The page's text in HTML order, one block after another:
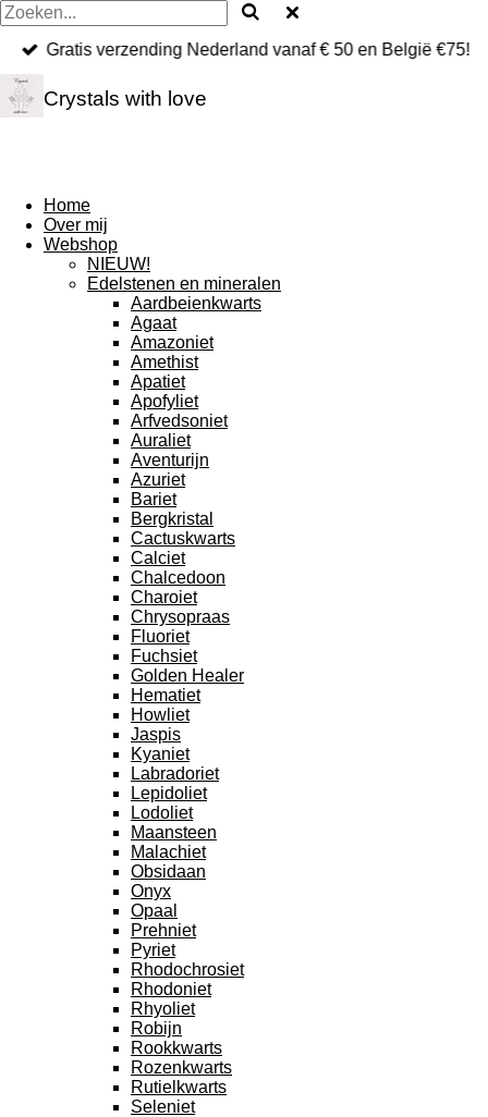
Gratis verzending Nederland vanaf € 50 en België €75!
Crystals with love
Home
Over mij
Webshop
NIEUW!
Edelstenen en mineralen
Aardbeienkwarts
Agaat
Amazoniet
Amethist
Apatiet
Apofyliet
Arfvedsoniet
Auraliet
Aventurijn
Azuriet
Bariet
Bergkristal
Cactuskwarts
Calciet
Chalcedoon
Charoiet
Chrysopraas
Fluoriet
Fuchsiet
Golden Healer
Hematiet
Howliet
Jaspis
Kyaniet
Labradoriet
Lepidoliet
Lodoliet
Maansteen
Malachiet
Obsidaan
Onyx
Opaal
Prehniet
Pyriet
Rhodochrosiet
Rhodoniet
Rhyoliet
Robijn
Rookkwarts
Rozenkwarts
Rutielkwarts
Seleniet